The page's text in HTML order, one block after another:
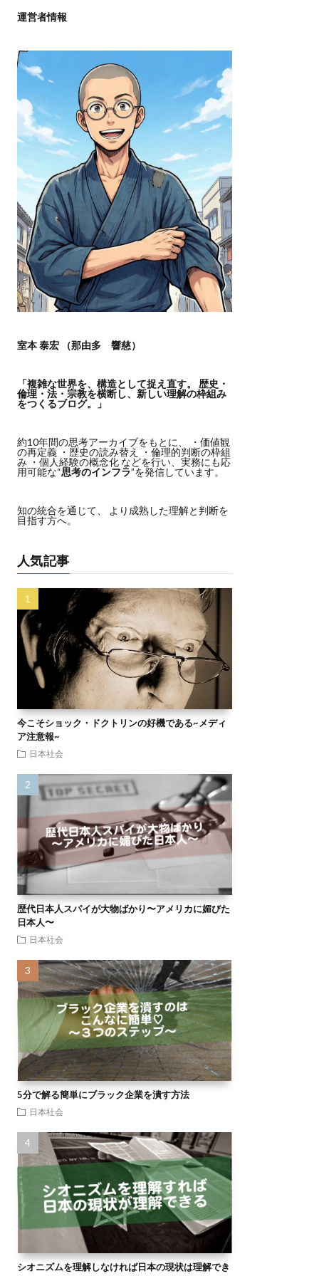
運営者情報
室本 泰宏 （那由多 響慈）
「複雑な世界を、構造として捉え直す。
歴史・
倫理・法・宗教を横断し、新しい理解の枠組み
をつくるブログ。」
約10年間の思考アーカイブをもとに、 ・価値観
の再定義 ・歴史の読み替え ・倫理的判断の枠組
み ・個人経験の概念化 などを行い、実務にも応
用可能な“思考のインフラ”を発信しています。
知の統合を通じて、 より成熟した理解と判断を
目指す方へ。
人気記事
今こそショック・ドクトリンの好機である~メディ
ア注意報~
日本社会
歴代日本人スパイが大物ばかり〜アメリカに媚びた
日本人〜
日本社会
5分で解る簡単にブラック企業を潰す方法
日本社会
シオニズムを理解しなければ日本の現状は理解でき